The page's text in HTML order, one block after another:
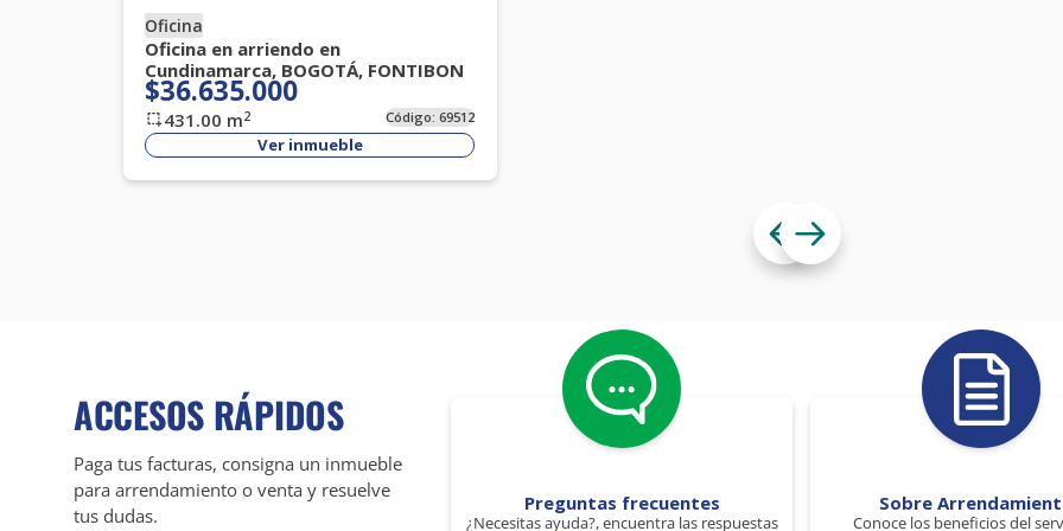
Oficina
Oficina en arriendo en
Cundinamarca, BOGOTÁ, FONTIBON
$36.635.000
431.00 m2 Código:69512
Ver inmueble
ACCESOS RÁPIDOS
Paga tus facturas, consigna un inmueble
para arrendamiento o venta y resuelve
tus dudas.
Preguntas frecuentes
¿Necesitas ayuda?, encuentra las respuestas
Sobre
Conoce los beneficios del